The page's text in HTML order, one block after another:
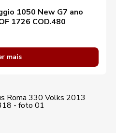
1050 New G7 ano
1726 COD.480
mais